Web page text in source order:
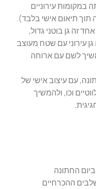
במקומות עירוניים
תוך תיאום אישי בלבד).
זה גן בוטני גדול,
עירוני עם שטח מעוצב
לשם עם ארוחה
עם עיצוב אישי של
וכו, ולהמשיך
החתונה
ההכרחיים